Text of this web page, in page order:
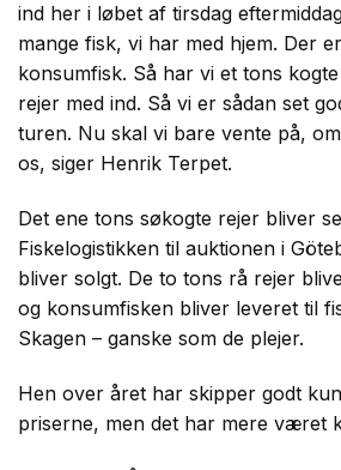
ind her i løbet af tirsdag
mange fisk, vi har med hjem. Der
konsumfisk. Så har vi et tons
rejer med ind. Så vi er sådan set
turen. Nu skal vi bare vente på,
os, siger Henrik Terpet.
Det ene tons søkogte rejer bliver
Fiskelogistikken til auktionen i
bliver solgt. De to tons rå rejer
og konsumfisken bliver leveret til
Skagen – ganske som de plejer.
Hen over året har skipper godt
priserne, men det har mere været